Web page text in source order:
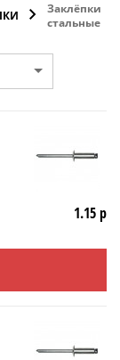
Заклёпки
стальные
1.15 р